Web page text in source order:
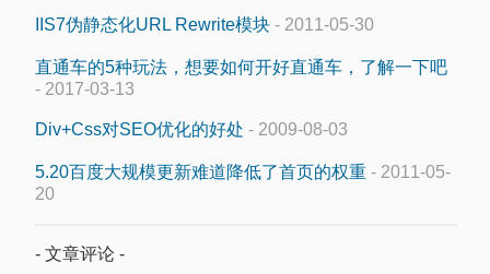
IIS7伪静态化URL Rewrite模块 - 2011-05-30
直通车的5种玩法，想要如何开好直通车，了解一下吧
- 2017-03-13
Div+Css对SEO优化的好处 - 2009-08-03
5.20百度大规模更新难道降低了首页的权重 - 2011-05-
20
- 文章评论 -